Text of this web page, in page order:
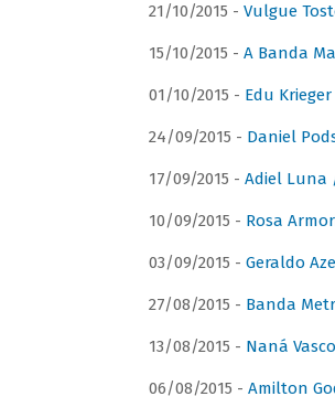
21/10/2015 - Vulgue
15/10/2015 - A Banda
01/10/2015 - Edu Krieger
24/09/2015 - Daniel
17/09/2015 - Adiel Luna
10/09/2015 - Rosa
03/09/2015 - Geraldo
27/08/2015 - Banda
13/08/2015 - Naná
06/08/2015 - Amilton